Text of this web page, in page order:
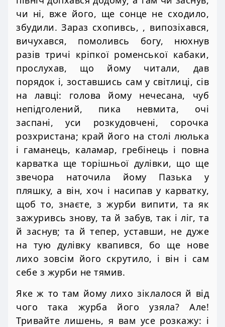
чи ні, вже його, ще сонце не сходило,
збудили. Зараз схопивсь, , випозіхався,
вичухався, помоливсь богу, нюхнув
разів тричі кріпкої роменської кабаки,
прослухав, що йому читали, дав
порядок і, зоставшись сам у світлиці, сів
на лавці: голова йому нечесана, чуб
непідголений, пика невмита, очі
заспані, уси розкудовчені, сорочка
розхристана; край його на столі люлька
і гаманець, каламар, гребінець і повна
карватка ще торішньої дулівки, що ще
звечора наточила йому Пазька у
пляшку, а він, хоч і насипав у карватку,
щоб то, знаєте, з журби випити, та як
зажуривсь знову, та й забув, так і ліг, та
й заснув; та й тепер, уставши, не дуже
на тую дулівку квапився, бо ще нове
лихо зовсім його скрутило, і він і сам
себе з журби не тямив.
Яке ж то там йому лихо зіклалося й від
чого така журба його узяла? Але!
Тривайте лишень, я вам усе розкажу: і